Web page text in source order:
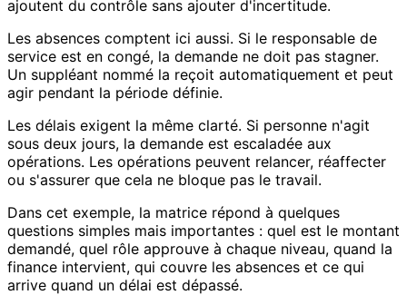
ajoutent du contrôle sans ajouter d'incertitude.
Les absences comptent ici aussi. Si le responsable de
service est en congé, la demande ne doit pas stagner.
Un suppléant nommé la reçoit automatiquement et peut
agir pendant la période définie.
Les délais exigent la même clarté. Si personne n'agit
sous deux jours, la demande est escaladée aux
opérations. Les opérations peuvent relancer, réaffecter
ou s'assurer que cela ne bloque pas le travail.
Dans cet exemple, la matrice répond à quelques
questions simples mais importantes : quel est le montant
demandé, quel rôle approuve à chaque niveau, quand la
finance intervient, qui couvre les absences et ce qui
arrive quand un délai est dépassé.